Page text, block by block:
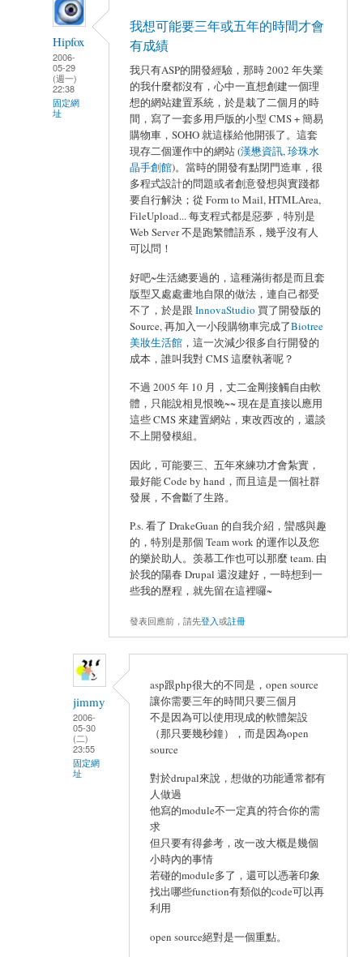
Hipfox
2006-
05-29
(週一)
22:38
固定網
址
我想可能要三年或五年的時間才會
有成績
我只有ASP的開發經驗，那時 2002 年失業
的我什麼都沒有，心中一直想創建一個理
想的網站建置系統，於是栽了二個月的時
間，寫了一套多用戶版的小型 CMS + 簡易
購物車，SOHO 就這樣給他開張了。這套
現存二個運作中的網站 (漢懋資訊,珍珠水
晶手創館)。當時的開發有點閉門造車，很
多程式設計的問題或者創意發想與實踐都
要自行解決；從 Form to Mail, HTMLArea,
FileUpload... 每支程式都是惡夢，特別是
Web Server 不是跑繁體語系，幾乎沒有人
可以問！
好吧~生活總要過的，這種滿街都是而且套
版型又處處畫地自限的做法，連自己都受
不了，於是跟 InnovaStudio 買了開發版的
Source, 再加入一小段購物車完成了Biotree
美妝生活館 ，這一次減少很多自行開發的
成本，誰叫我對 CMS 這麼執著呢？
不過 2005 年 10 月，丈二金剛接觸自由軟
體，只能說相見恨晚~~ 現在是直接以應用
這些 CMS 來建置網站，東改西改的，還談
不上開發模組。
因此，可能要三、五年來練功才會紮實，
最好能 Code by hand，而且這是一個社群
發展，不會斷了生路。
P.s. 看了 DrakeGuan 的自我介紹，蠻感與趣
的，特別是那個 Team work 的運作以及您
的樂於助人。羡慕工作也可以那麼 team. 由
於我的陽春 Drupal 還沒建好，一時想到一
些我的歷程，就先留在這裡囉~
發表回應前，請先登入或註冊
jimmy
2006-
05-30
(二)
23:55
固定網
址
asp跟php很大的不同是，open source
讓你需要三年的時間只要三個月
不是因為可以使用現成的軟體架設
（那只要幾秒鐘），而是因為open
source
對於drupal來說，想做的功能通常都有
人做過
他寫的module不一定真的符合你的需
求
但只要有得參考，改一改大概是幾個
小時內的事情
若碰的module多了，還可以憑著印象
找出哪些function有類似的code可以再
利用
open source絕對是一個重點。